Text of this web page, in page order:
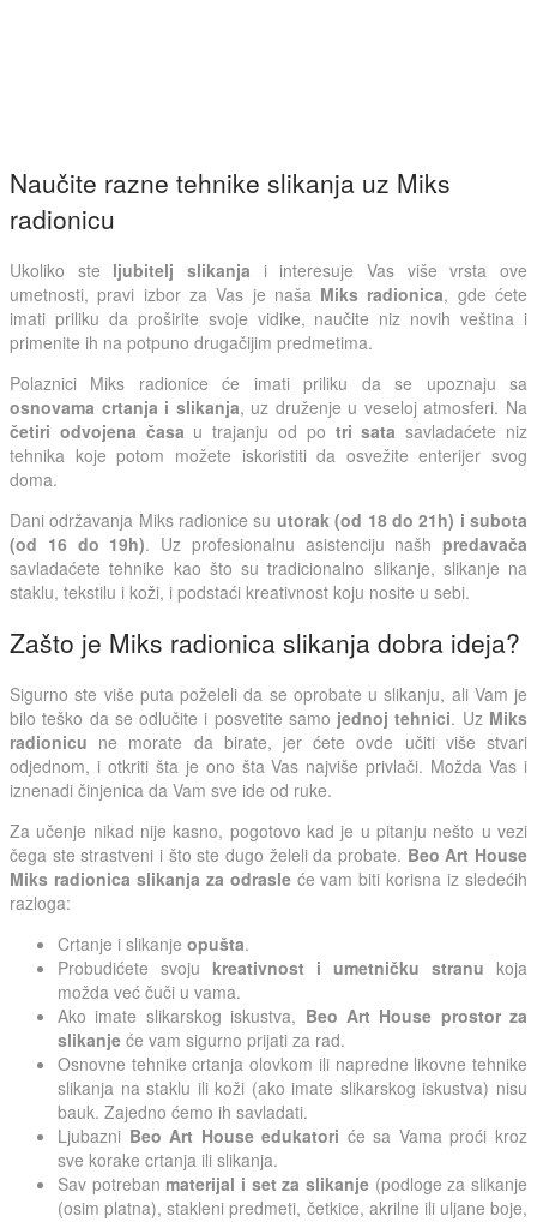
Naučite razne tehnike slikanja uz Miks
radionicu
Ukoliko ste ljubitelj slikanja i interesuje Vas više vrsta ove
umetnosti, pravi izbor za Vas je naša Miks radionica, gde ćete
imati priliku da proširite svoje vidike, naučite niz novih veština i
primenite ih na potpuno drugačijim predmetima.
Polaznici Miks radionice će imati priliku da se upoznaju sa
osnovama crtanja i slikanja, uz druženje u veseloj atmosferi. Na
četiri odvojena časa u trajanju od po tri sata savladaćete niz
tehnika koje potom možete iskoristiti da osvežite enterijer svog
doma.
Dani održavanja Miks radionice su utorak (od 18 do 21h) i subota
(od 16 do 19h). Uz profesionalnu asistenciju našh predavača
savladaćete tehnike kao što su tradicionalno slikanje, slikanje na
staklu, tekstilu i koži, i podstaći kreativnost koju nosite u sebi.
Zašto je Miks radionica slikanja dobra ideja?
Sigurno ste više puta poželeli da se oprobate u slikanju, ali Vam je
bilo teško da se odlučite i posvetite samo jednoj tehnici. Uz Miks
radionicu ne morate da birate, jer ćete ovde učiti više stvari
odjednom, i otkriti šta je ono šta Vas najviše privlači. Možda Vas i
iznenadi činjenica da Vam sve ide od ruke.
Za učenje nikad nije kasno, pogotovo kad je u pitanju nešto u vezi
čega ste strastveni i što ste dugo želeli da probate. Beo Art House
Miks radionica slikanja za odrasle će vam biti korisna iz sledećih
razloga:
Crtanje i slikanje opušta.
Probudićete svoju kreativnost i umetničku stranu koja
možda već čuči u vama.
Ako imate slikarskog iskustva, Beo Art House prostor za
slikanje će vam sigurno prijati za rad.
Osnovne tehnike crtanja olovkom ili napredne likovne tehnike
slikanja na staklu ili koži (ako imate slikarskog iskustva) nisu
bauk. Zajedno ćemo ih savladati.
Ljubazni Beo Art House edukatori će sa Vama proći kroz
sve korake crtanja ili slikanja.
Sav potreban materijal i set za slikanje (podloge za slikanje
(osim platna), stakleni predmeti, četkice, akrilne ili uljane boje,